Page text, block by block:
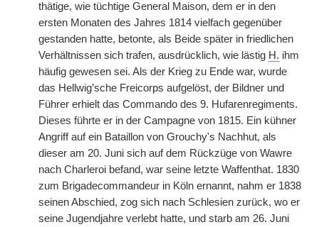
thätige, wie tüchtige General Maison, dem er in den
ersten Monaten des Jahres 1814 vielfach gegenüber
gestanden hatte, betonte, als Beide später in friedlichen
Verhältnissen sich trafen, ausdrücklich, wie lästig H. ihm
häufig gewesen sei. Als der Krieg zu Ende war, wurde
das Hellwig’sche Freicorps aufgelöst, der Bildner und
Führer erhielt das Commando des 9. Hufarenregiments.
Dieses führte er in der Campagne von 1815. Ein kühner
Angriff auf ein Bataillon von Grouchy's Nachhut, als
dieser am 20. Juni sich auf dem Rückzüge von Wawre
nach Charleroi befand, war seine letzte Waffenthat. 1830
zum Brigadecommandeur in Köln ernannt, nahm er 1838
seinen Abschied, zog sich nach Schlesien zurück, wo er
seine Jugendjahre verlebt hatte, und starb am 26. Juni